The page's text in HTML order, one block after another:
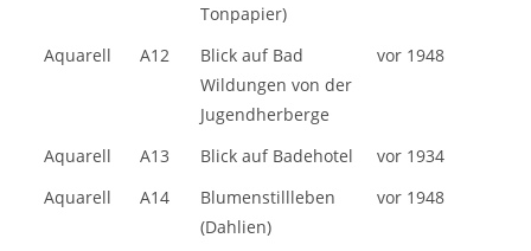
Tonpapier)
Aquarell A12
Blick auf Bad
Wildungen von der
Jugendherberge
vor 1948
Aquarell A13 Blick auf Badehotel
vor 1934
Aquarell
A14
Blumenstillleben
(Dahlien)
vor 1948